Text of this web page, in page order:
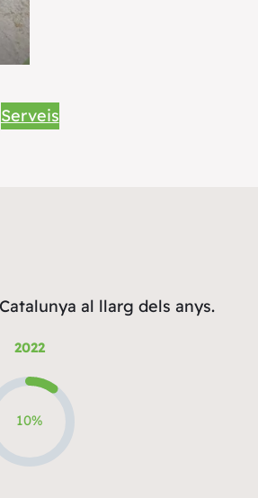
Serveis
al llarg dels anys.
2022
10%